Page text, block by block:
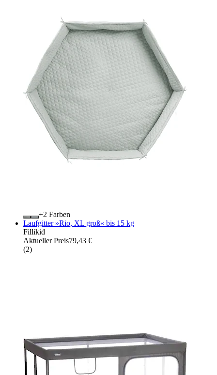
+
Farben
Laufgitter »Rio, XL groß« bis 15 kg
Fillikid
Aktueller Preis79,43 €
(2)